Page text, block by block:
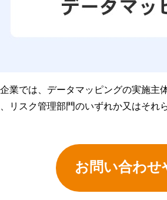
業では、データマッピングの実施
リスク管理部門のいずれか又はそれ
お問い合わせ